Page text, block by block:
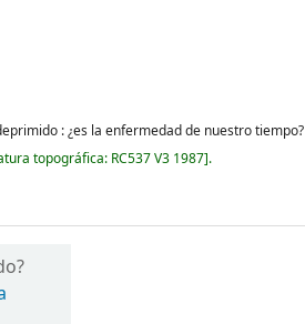
: ¿es la enfermedad de nuestro tiempo?
topográfica: RC537 V3 1987 .